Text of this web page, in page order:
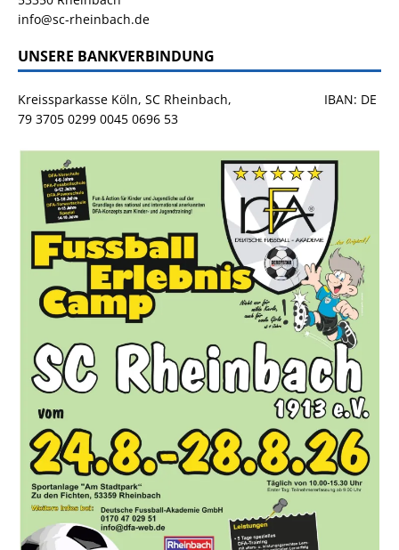
info@sc-rheinbach.de
UNSERE BANKVERBINDUNG
Kreissparkasse Köln, SC Rheinbach, IBAN: DE
79 3705 0299 0045 0696 53